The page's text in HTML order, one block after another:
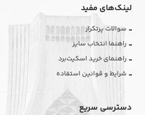
لینک‌های مفید
سوالات پرتکرار
راهنما انتخاب سایز
راهنمای خرید اسکیت‌برد
شرایط و قوانین استفاده
دسترسی سریع